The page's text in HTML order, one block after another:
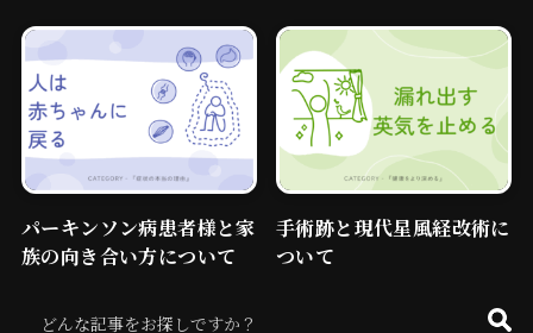
パーキンソン病患者様と家
族の向き合い方について
手術跡と現代星風経改術に
ついて